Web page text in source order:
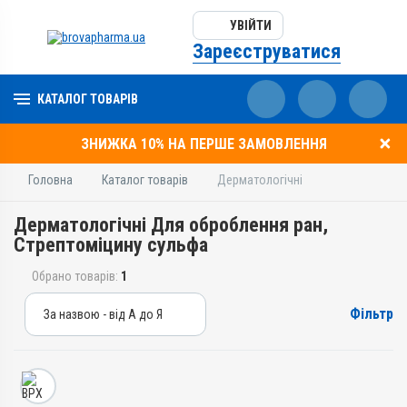
УВІЙТИ
Зареєструватися
КАТАЛОГ ТОВАРІВ
ЗНИЖКА 10% НА ПЕРШЕ ЗАМОВЛЕННЯ
Головна Каталог товарів Дерматологічні
Дерматологічні Для оброблення ран,
Стрептоміцину сульфа
Обрано товарів: 1
За назвою - від А до Я Фільтр